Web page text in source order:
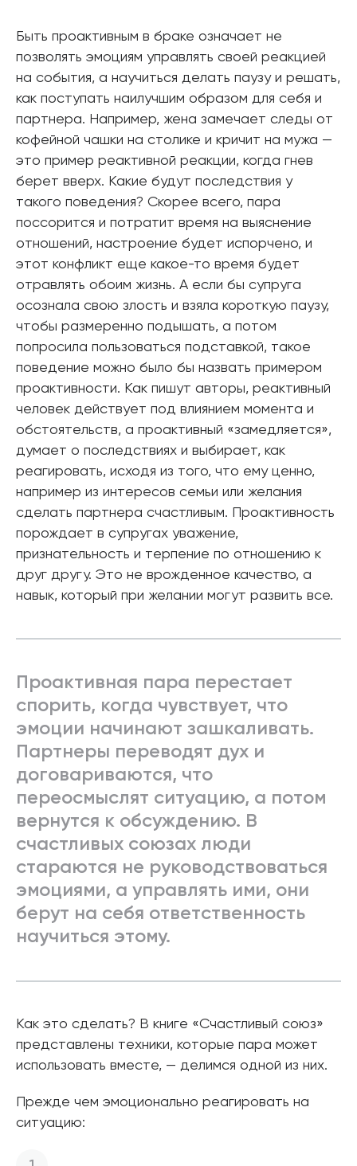
Быть проактивным в браке означает не
позволять эмоциям управлять своей реакцией
на события, а научиться делать паузу и решать,
как поступать наилучшим образом для себя и
партнера. Например, жена замечает следы от
кофейной чашки на столике и кричит на мужа —
это пример реактивной реакции, когда гнев
берет вверх. Какие будут последствия у
такого поведения? Скорее всего, пара
поссорится и потратит время на выяснение
отношений, настроение будет испорчено, и
этот конфликт еще какое-то время будет
отравлять обоим жизнь. А если бы супруга
осознала свою злость и взяла короткую паузу,
чтобы размеренно подышать, а потом
попросила пользоваться подставкой, такое
поведение можно было бы назвать примером
проактивности. Как пишут авторы, реактивный
человек действует под влиянием момента и
обстоятельств, а проактивный «замедляется»,
думает о последствиях и выбирает, как
реагировать, исходя из того, что ему ценно,
например из интересов семьи или желания
сделать партнера счастливым. Проактивность
порождает в супругах уважение,
признательность и терпение по отношению к
друг другу. Это не врожденное качество, а
навык, который при желании могут развить все.
Проактивная пара перестает
спорить, когда чувствует, что
эмоции начинают зашкаливать.
Партнеры переводят дух и
договариваются, что
переосмыслят ситуацию, а потом
вернутся к обсуждению. В
счастливых союзах люди
стараются не руководствоваться
эмоциями, а управлять ими, они
берут на себя ответственность
научиться этому.
Как это сделать? В книге «Счастливый союз»
представлены техники, которые пара может
использовать вместе, — делимся одной из них.
Прежде чем эмоционально реагировать на
ситуацию: